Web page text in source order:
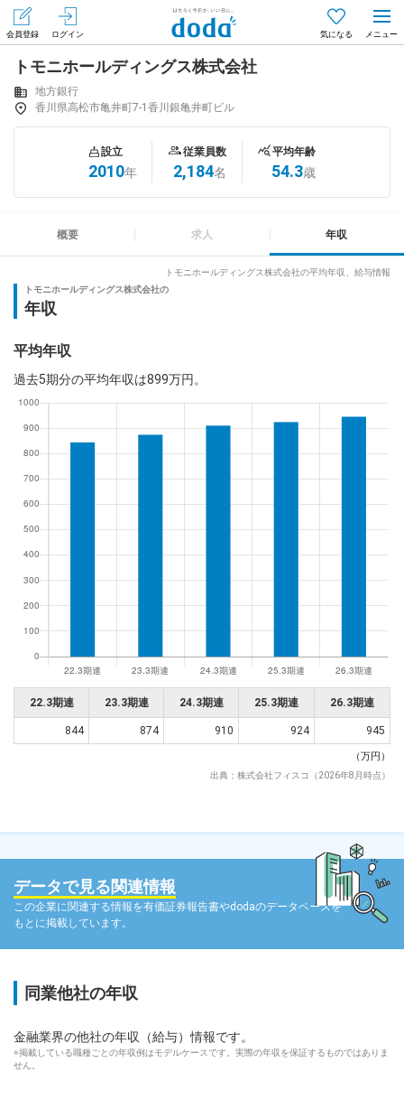
会員登録 ログイン 気になる
会員登録（無料）
はじめてdodaをご利用される方へ
求人を紹介してもらう
知りたい・聞きたい
専門サイト
dodaチャットサポート
対応時間：10:00～22:00(日曜・年末年始を除く)
気軽に相談してみませんか？
トモニホールディングス株式会社
地方銀行
香川県高松市亀井町7-1香川銀亀井町ビル
設立
2010年
従業員数
2,184名
平均年齢
54.3歳
概要 求人 年収
トモニホールディングス株式会社の平均年収、給与情報
トモニホールディングス株式会社の
年収
平均年収
過去5期分の平均年収は899万円。
22.3期連 23.3期連 24.3期連 25.3期連 26.3期連
844 874 910 924 945
（万円）
出典：株式会社フィスコ（2026年8月時点）
データで見る関連情報
この企業に関連する情報を有価証券報告書やdodaのデータベースを
もとに掲載しています。
同業他社の年収
金融業界の他社の年収（給与）情報です。
※掲載している職種ごとの年収例はモデルケースです。実際の年収を保証するものではありま
せん。